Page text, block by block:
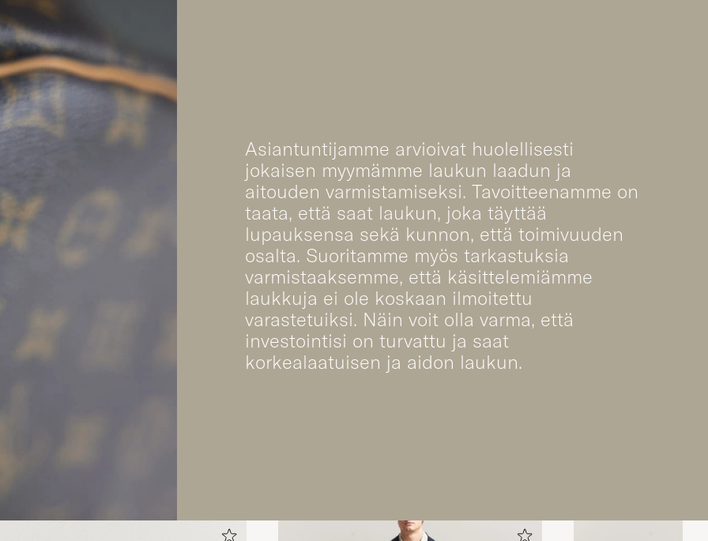
Asiantuntijamme arvioivat huolellisesti
jokaisen myymämme laukun laadun ja
aitouden varmistamiseksi. Tavoitteenamme on
taata, että saat laukun, joka täyttää
lupauksensa sekä kunnon, että toimivuuden
osalta. Suoritamme myös tarkastuksia
varmistaaksemme, että käsittelemiämme
laukkuja ei ole koskaan ilmoitettu
varastetuiksi. Näin voit olla varma, että
investointisi on turvattu ja saat
korkealaatuisen ja aidon laukun.